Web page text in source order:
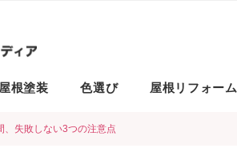
根塗装 色選び 屋根リフォーム
、失敗しない3つの注意点